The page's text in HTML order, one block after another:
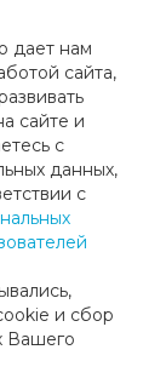
дает нам
сайта,
сайте и
с
данных,
с
и сбор
Вашего
заслуженного
, чтобы
съезжаются